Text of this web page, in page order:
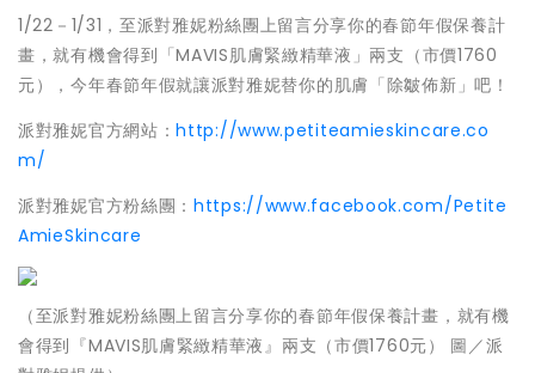
1/22－1/31， 至派對雅妮粉絲團上留言分享你的春節年假保養計
畫，就有機會得到「MAVIS肌膚緊緻精華液」兩支（市價1760
元），今年春節年假就讓派對雅妮替你的肌膚「除皺佈新」吧！
派對雅妮官方網站：http://www.petiteamieskincare.co
m/
派對雅妮官方粉絲團： https://www.facebook.com/Petite
AmieSkincare
（至派對雅妮粉絲團上留言分享你的春節年假保養計畫， 就有機
會得到『MAVIS肌膚緊緻精華液』兩支（市價1760元） 圖／派